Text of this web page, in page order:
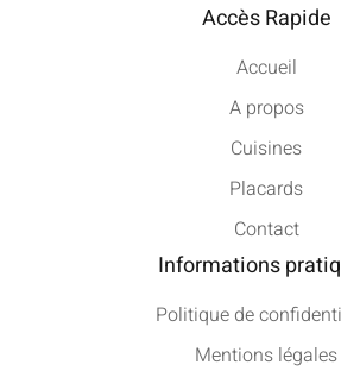
Accès Rapide
Accueil
A propos
Cuisines
Placards
Contact
Informations
Politique de
Mentions légales